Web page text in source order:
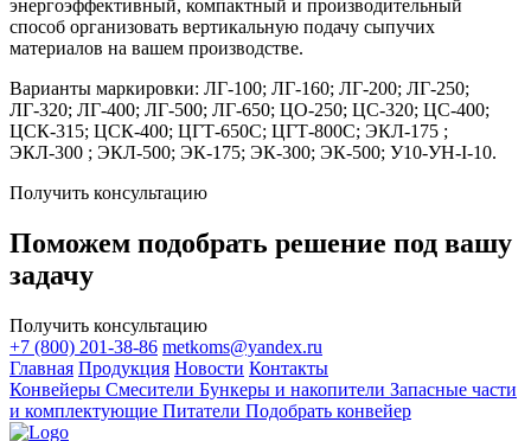
энергоэффективный, компактный и производительный
способ организовать вертикальную подачу сыпучих
материалов на вашем производстве.
Варианты маркировки: ЛГ-100; ЛГ-160; ЛГ-200; ЛГ-250;
ЛГ-320; ЛГ-400; ЛГ-500; ЛГ-650; ЦО-250; ЦС-320; ЦС-400;
ЦСК-315; ЦСК-400; ЦГТ-650С; ЦГТ-800С; ЭКЛ-175 ;
ЭКЛ-300 ; ЭКЛ-500; ЭК-175; ЭК-300; ЭК-500; У10-УН-I-10.
Получить консультацию
Поможем подобрать решение под вашу
задачу
Получить консультацию
+7 (800) 201-38-86 metkoms@yandex.ru
Главная Продукция Новости Контакты
Конвейеры Смесители Бункеры и накопители Запасные части
и комплектующие Питатели Подобрать конвейер